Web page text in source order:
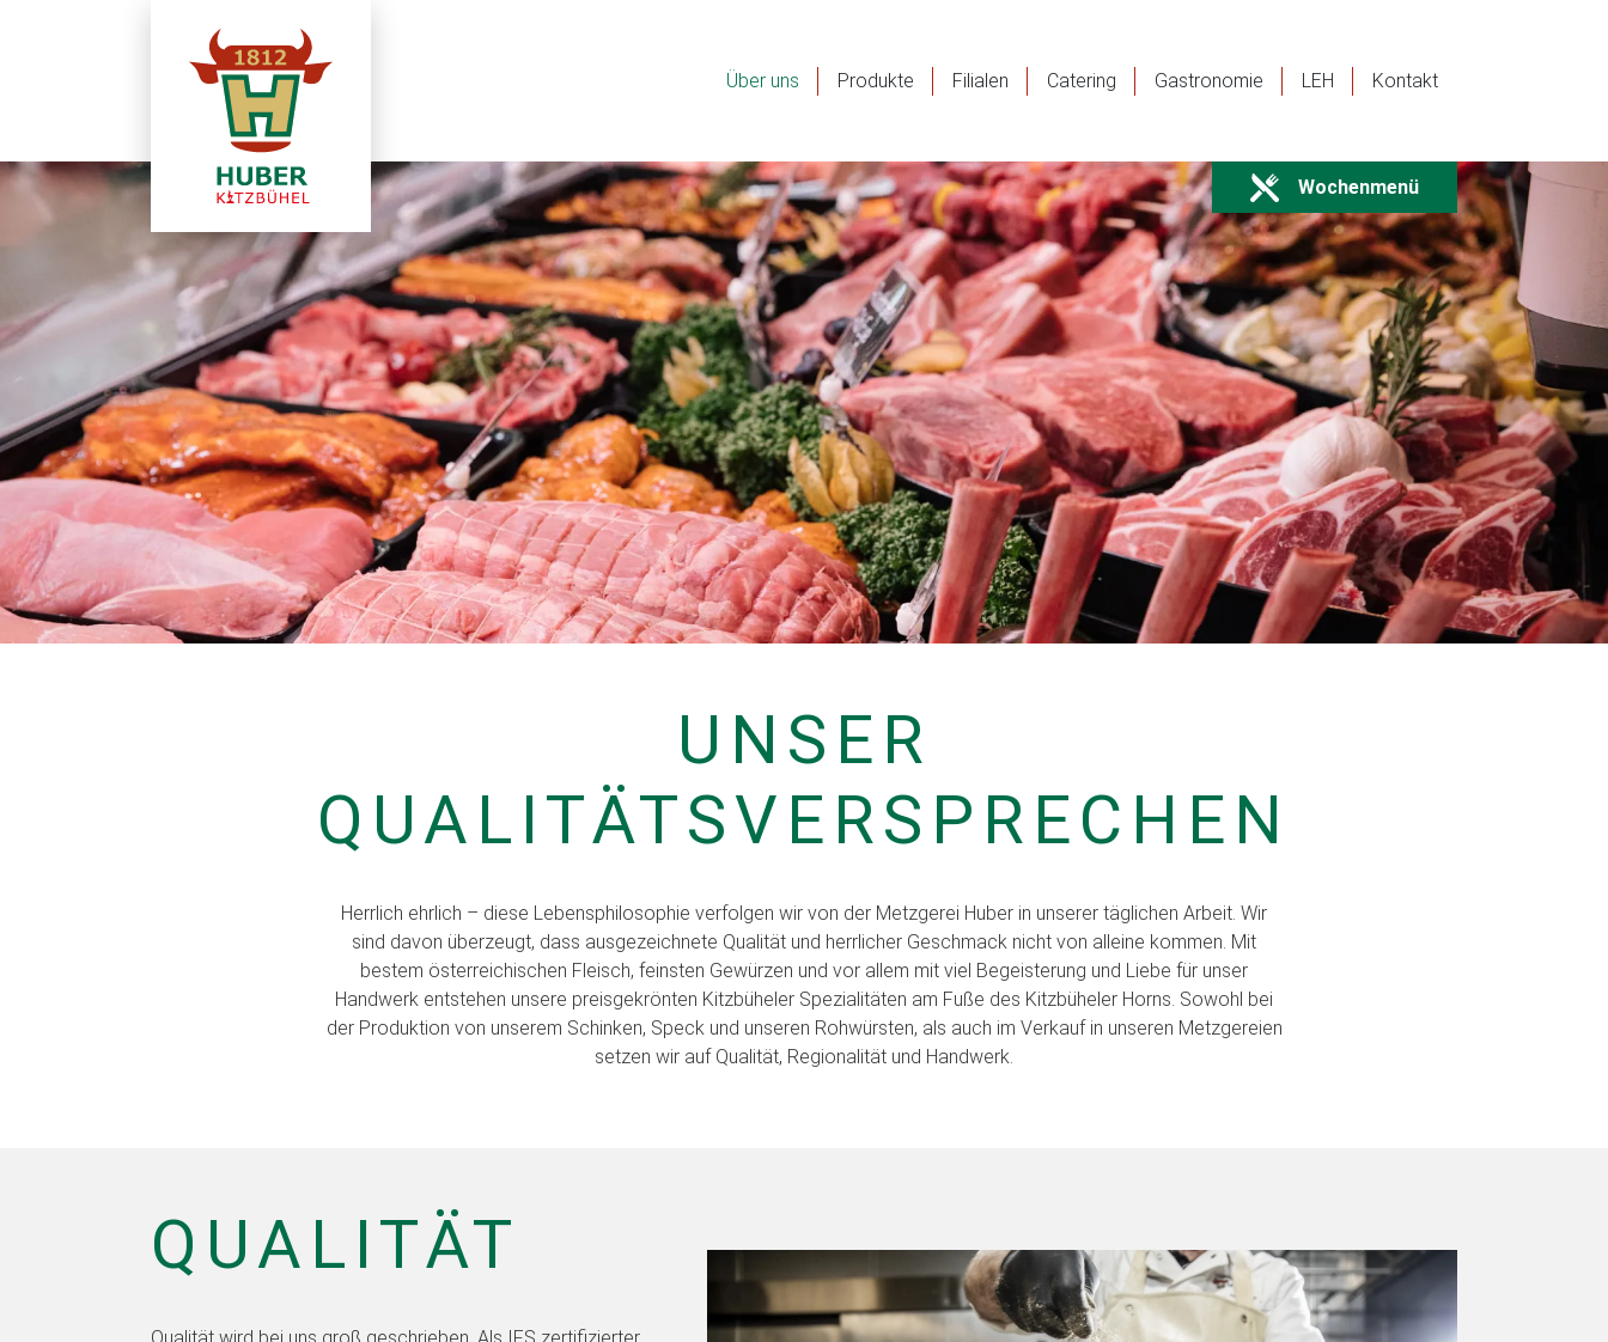
Über uns Produkte Filialen Catering Gastronomie LEH Kontakt
Wochenmenü
UNSER
QUALITÄTSVERSPRECHEN
Herrlich ehrlich – diese Lebensphilosophie verfolgen wir von der Metzgerei Huber in unserer täglichen Arbeit. Wir
sind davon überzeugt, dass ausgezeichnete Qualität und herrlicher Geschmack nicht von alleine kommen. Mit
bestem österreichischen Fleisch, feinsten Gewürzen und vor allem mit viel Begeisterung und Liebe für unser
Handwerk entstehen unsere preisgekrönten Kitzbüheler Spezialitäten am Fuße des Kitzbüheler Horns. Sowohl bei
der Produktion von unserem Schinken, Speck und unseren Rohwürsten, als auch im Verkauf in unseren Metzgereien
setzen wir auf Qualität, Regionalität und Handwerk.
QUALITÄT